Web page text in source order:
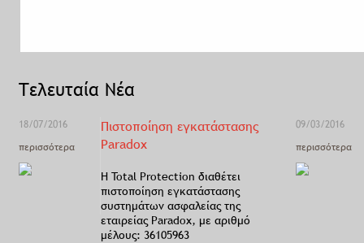
Τελευταία Νέα
18/07/2016
περισσότερα
Πιστοποίηση εγκατάστασης
Paradox
Η Total Protection διαθέτει
πιστοποίηση εγκατάστασης
συστημάτων ασφαλείας της
εταιρείας Paradox, με αριθμό
μέλους: 36105963
09/03/2016
περισσότερα